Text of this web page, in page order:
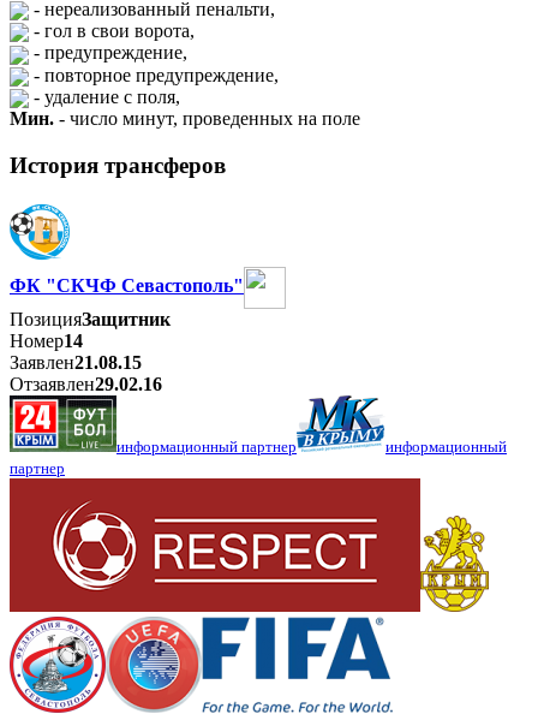
- нереализованный пенальти,
- гол в свои ворота,
- предупреждение,
- повторное предупреждение,
- удаление с поля,
Мин. - число минут, проведенных на поле
История трансферов
ФК "СКЧФ Севастополь"
ПозицияЗащитник
Номер14
Заявлен21.08.15
Отзаявлен29.02.16
информационный партнер
информационный
партнер